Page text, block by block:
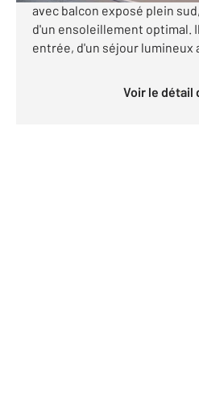
avec balcon exposé plein
d'un ensoleillement optimal.
entrée, d'un séjour lumineux
Voir le détail